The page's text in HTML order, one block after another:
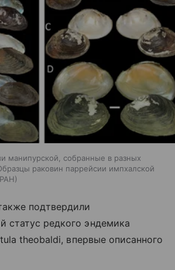
манипурской, собранные в разных
раковин паррейсии импхалской
подтвердили
статус редкого эндемика
theobaldi, впервые описанного